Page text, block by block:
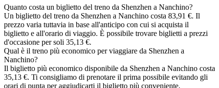
Quanto costa un biglietto del treno da Shenzhen a Nanchino?
Un biglietto del treno da Shenzhen a Nanchino costa 83,91 €. Il
prezzo varia tuttavia in base all'anticipo con cui si acquista il
biglietto e all'orario di viaggio. È possibile trovare biglietti a prezzi
d'occasione per soli 35,13 €.
Qual è il treno più economico per viaggiare da Shenzhen a
Nanchino?
Il biglietto più economico disponibile da Shenzhen a Nanchino costa
35,13 €. Ti consigliamo di prenotare il prima possibile evitando gli
orari di punta per aggiudicarti il biglietto più conveniente.